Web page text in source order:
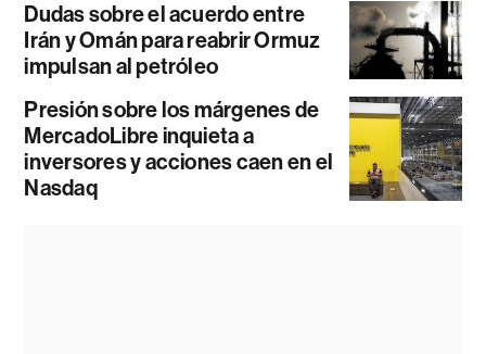
Dudas sobre el acuerdo entre
Irán y Omán para reabrir Ormuz
impulsan al petróleo
Presión sobre los márgenes de
MercadoLibre inquieta a
inversores y acciones caen en el
Nasdaq